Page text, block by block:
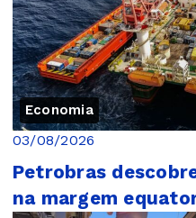
Economia
03/08/2026
Petrobras
na margem